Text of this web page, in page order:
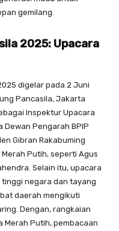
gemilang.
2025: Upacara
digelar pada 2 Juni
Pancasila, Jakarta
Inspektur Upacara
Dewan Pengarah BPIP
Gibran Rakabuming
Putih, seperti Agus
Selain itu, upacara
negara dan tayang
daerah mengikuti
Dengan, rangkaian
Merah Putih, pembacaan